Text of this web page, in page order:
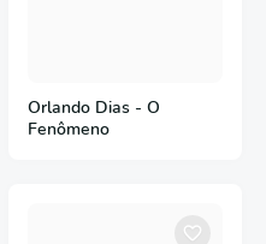
Orlando Dias - O
Fenômeno